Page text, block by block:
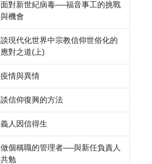
面對新世紀病毒──福音事工的挑戰
與機會
談現代化世界中宗教信仰世俗化的
應對之道(上)
疫情與異情
談信仰復興的方法
義人因信得生
做個稱職的管理者──與新任負責人
共勉